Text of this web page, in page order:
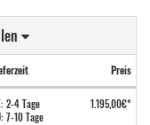
Preis
2-4 Tage
7-10 Tage
1.195,00€*